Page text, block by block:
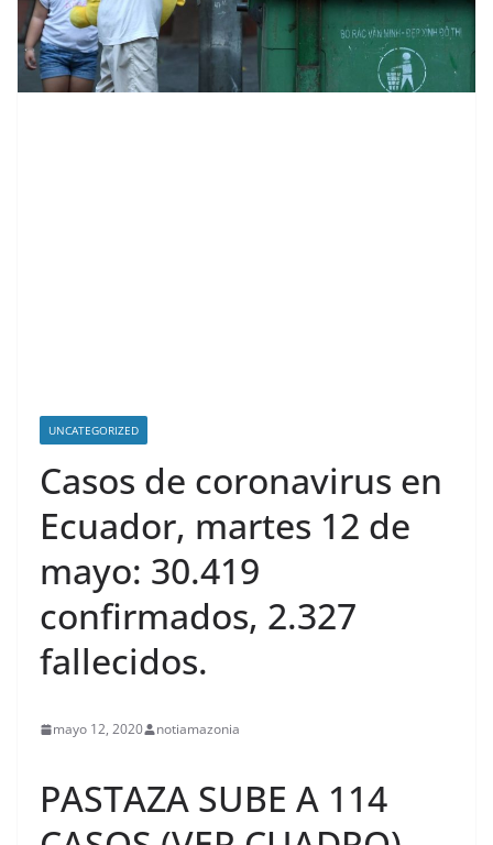
UNCATEGORIZED
Casos de coronavirus en
Ecuador, martes 12 de
mayo: 30.419
confirmados, 2.327
fallecidos.
mayo 12, 2020 notiamazonia
PASTAZA SUBE A 114